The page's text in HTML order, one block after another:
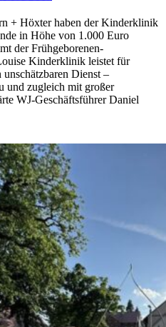
+ Höxter haben der Kinderklinik
in Höhe von 1.000 Euro
der Frühgeborenen-
Kinderklinik leistet für
Dienst –
und zugleich mit großer
WJ-Geschäftsführer Daniel